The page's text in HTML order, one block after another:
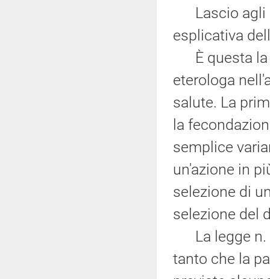
Lascio agli
esplicativa
È questa la
eterologa
salute. La
la
semplice
un'azione in
selezione di
selezione del
La legge n.
tanto che la